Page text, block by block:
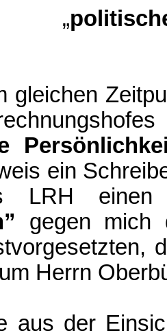
„
gleichen
ein
LRH einen
gegen mich
Herrn
aus der